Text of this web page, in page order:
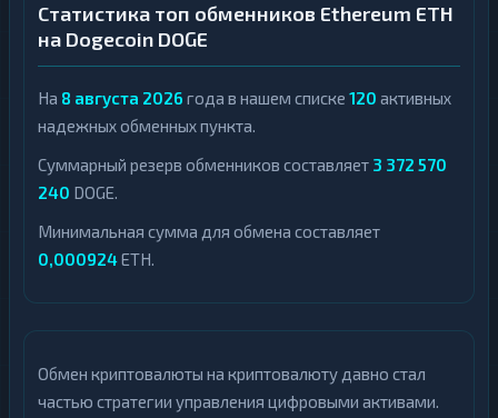
Статистика топ обменников Ethereum ETH
на Dogecoin DOGE
На 8 августа 2026 года в нашем списке 120 активных
надежных обменных пункта.
Суммарный резерв обменников составляет 3 372 570
240 DOGE.
Минимальная сумма для обмена составляет
0,000924ETH.
Обмен криптовалюты на криптовалюту давно стал
частью стратегии управления цифровыми активами.